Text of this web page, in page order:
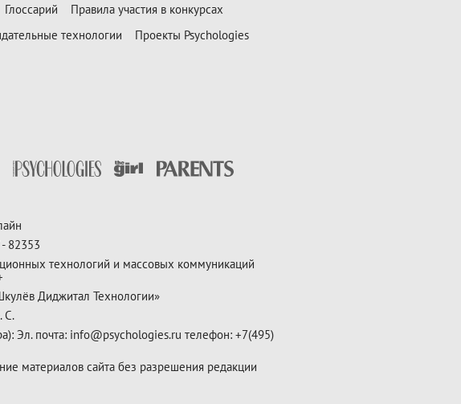
Глоссарий
Правила участия в конкурсах
технологии
Проекты Psychologies
82353
технологий и массовых коммуникаций
Диджитал Технологии»
С.
Эл. почта: info@psychologies.ru телефон: +7(495)
материалов сайта без разрешения редакции